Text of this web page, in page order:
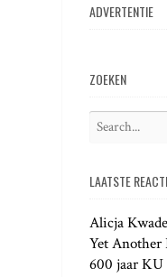
ADVERTENTIE
ZOEKEN
r
h
f
o
LAATSTE
Alicja
Yet Another
600 jaar KU